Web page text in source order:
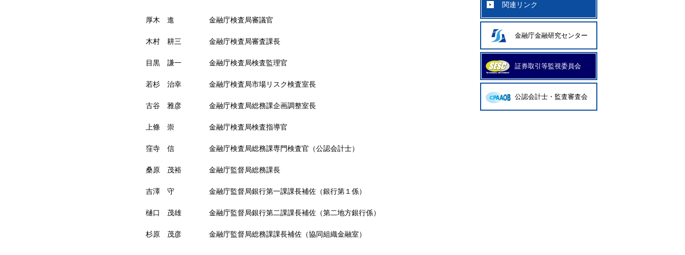
厚木 進 金融庁検査局審議官
木村 耕三 金融庁検査局審査課長
目黒 謙一 金融庁検査局検査監理官
若杉 治幸 金融庁検査局市場リスク検査室長
古谷 雅彦 金融庁検査局総務課企画調整室長
上條 崇 金融庁検査局検査指導官
窪寺 信 金融庁検査局総務課専門検査官（公認会計士）
桑原 茂裕 金融庁監督局総務課長
吉澤 守 金融庁監督局銀行第一課課長補佐（銀行第１係）
樋口 茂雄 金融庁監督局銀行第二課課長補佐（第二地方銀行係）
杉原 茂彦 金融庁監督局総務課課長補佐（協同組織金融室）
関連リンク
金融庁金融研究センター
証券取引等監視委員会
公認会計士・監査審査会